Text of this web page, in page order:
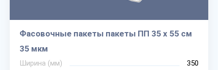
Фасовочные пакеты пакеты ПП 35 х 55 см
35 мкм
Ширина (мм)
350